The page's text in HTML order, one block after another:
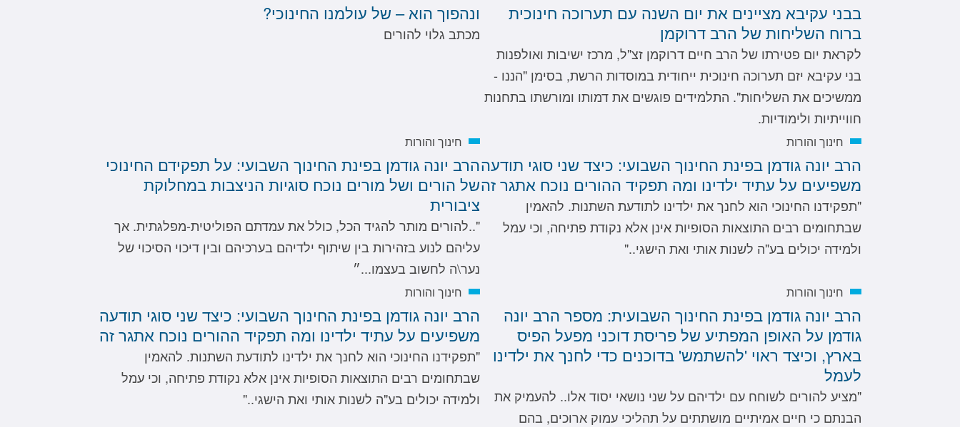
בבני עקיבא מציינים את יום השנה עם תערוכה חינוכית
ברוח השליחות של הרב דרוקמן
לקראת יום פטירתו של הרב חיים דרוקמן זצ"ל, מרכז ישיבות ואולפנות
בני עקיבא יזם תערוכה חינוכית ייחודית במוסדות הרשת, בסימן "הננו -
ממשיכים את השליחות". התלמידים פוגשים את דמותו ומורשתו בתחנות
חווייתיות ולימודיות.
ונהפוך הוא – של עולמנו החינוכי?
מכתב גלוי להורים
חינוך והורות
הרב יונה גודמן בפינת החינוך השבועי: כיצד שני סוגי תודעה
משפיעים על עתיד ילדינו ומה תפקיד ההורים נוכח אתגר זה
"תפקידנו החינוכי הוא לחנך את ילדינו לתודעת השתנות. להאמין
שבתחומים רבים התוצאות הסופיות אינן אלא נקודת פתיחה, וכי עמל
ולמידה יכולים בע"ה לשנות אותי ואת הישגי.."
חינוך והורות
הרב יונה גודמן בפינת החינוך השבועי: על תפקידם החינוכי
של הורים ושל מורים נוכח סוגיות הניצבות במחלוקת
ציבורית
"..להורים מותר להגיד הכל, כולל את עמדתם הפוליטית-מפלגתית. אך
עליהם לנוע בזהירות בין שיתוף ילדיהם בערכיהם ובין דיכוי הסיכוי של
נער\ה לחשוב בעצמו...״
חינוך והורות
הרב יונה גודמן בפינת החינוך השבועית: מספר הרב יונה
גודמן על האופן המפתיע של פריסת דוכני מפעל הפיס
בארץ, וכיצד ראוי 'להשתמש' בדוכנים כדי לחנך את ילדינו
לעמל
"מציע להורים לשוחח עם ילדיהם על שני נושאי יסוד אלו.. להעמיק את
הבנתם כי חיים אמיתיים מושתתים על תהליכי עמוק ארוכים, בהם
חינוך והורות
הרב יונה גודמן בפינת החינוך השבועי: כיצד שני סוגי תודעה
משפיעים על עתיד ילדינו ומה תפקיד ההורים נוכח אתגר זה
"תפקידנו החינוכי הוא לחנך את ילדינו לתודעת השתנות. להאמין
שבתחומים רבים התוצאות הסופיות אינן אלא נקודת פתיחה, וכי עמל
ולמידה יכולים בע"ה לשנות אותי ואת הישגי.."